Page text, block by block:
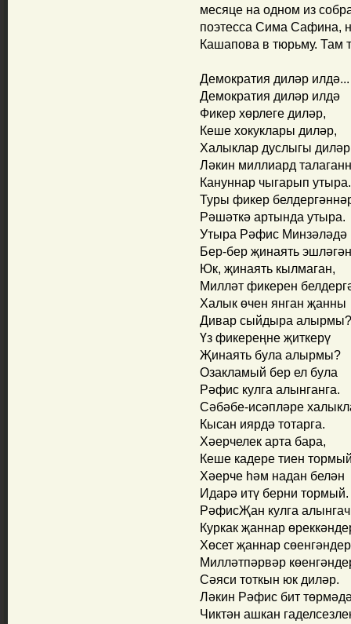
месяце на одном из
поэтесса Сима Сафина,
Кашапова в тюрьму. Там
Демократия диләр илдә...
Демократия диләр илдә
Фикер хөрлеге диләр,
Кеше хокуклары диләр,
Халыклар дуслыгы
Ләкин миллиард
Кануннар чыгарып утыра.
Туры фикер
Рәшәткә артында утыра.
Утыра Рәфис Минзәләдә
Бер-бер җинаять
Юк, җинаять кылмаган,
Милләт фикерен
Халык өчен янган җанны
Дивар сыйдыра алырмы?
Үз фикереңне җиткерү
Җинаять була алырмы?
Озакламый бер ел була
Рәфис кулга алынганга.
Сәбәбе-исәпләре
Кысан иярдә тотарга.
Хәерчелек арта бара,
Кеше кадере тиен
Хәерче һәм надан белән
Идарә итү берни тормый.
РәфисҖан кулга
Куркак җаннар
Хөсет җаннар
Милләтпәрвәр
Сәяси тоткын юк диләр.
Ләкин Рәфис бит
Чиктән ашкан